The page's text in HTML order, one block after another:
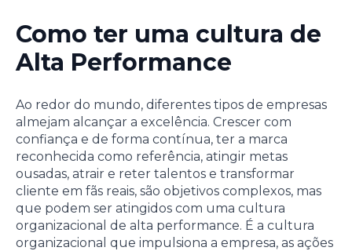
Como ter uma cultura de
Alta Performance
Ao redor do mundo, diferentes tipos de empresas
almejam alcançar a excelência. Crescer com
confiança e de forma contínua, ter a marca
reconhecida como referência, atingir metas
ousadas, atrair e reter talentos e transformar
cliente em fãs reais, são objetivos complexos, mas
que podem ser atingidos com uma cultura
organizacional de alta performance. É a cultura
organizacional que impulsiona a empresa, as ações